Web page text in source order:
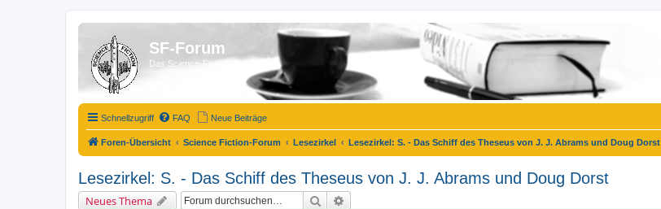
SF-Forum
Das Science-Fiction-Forum!
Schnellzugriff FAQ Neue Beiträge
Foren-Übersicht Science Fiction-Forum Lesezirkel Lesezirkel: S. - Das Schiff des Theseus von J. J. Abrams und Doug Dorst
Lesezirkel: S. - Das Schiff des Theseus von J. J. Abrams und Doug Dorst
Neues Thema Suche